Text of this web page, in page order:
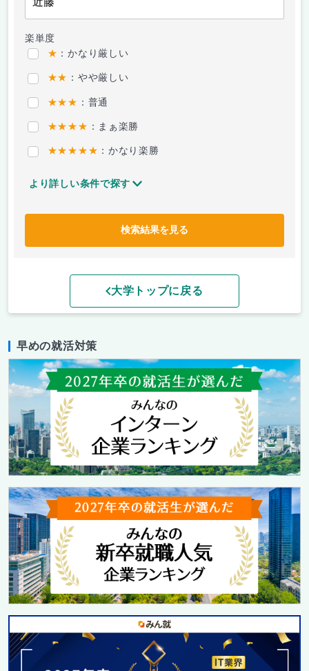
楽単度
★ ：かなり厳しい
★★ ：やや厳しい
★★★ ：普通
★★★★ ：まぁ楽勝
★★★★★ ：かなり楽勝
より詳しい条件で探す
検索結果を見る
大学トップに戻る
早めの就活対策